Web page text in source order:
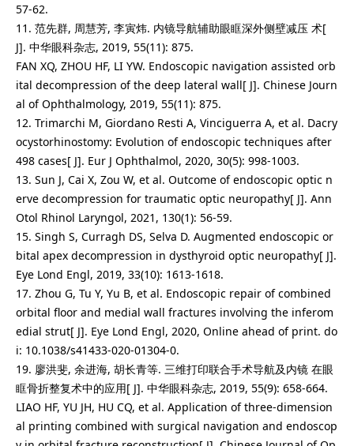
57-62.
11. 范先群, 周慧芳, 李寅炜. 内镜导航辅助眼眶深外侧壁减压 术[
J]. 中华眼科杂志, 2019, 55(11): 875.
FAN XQ, ZHOU HF, LI YW. Endoscopic navigation assisted orb
ital decompression of the deep lateral wall[ J]. Chinese Journ
al of Ophthalmology, 2019, 55(11): 875.
12. Trimarchi M, Giordano Resti A, Vinciguerra A, et al. Dacry
ocystorhinostomy: Evolution of endoscopic techniques after
498 cases[ J]. Eur J Ophthalmol, 2020, 30(5): 998-1003.
13. Sun J, Cai X, Zou W, et al. Outcome of endoscopic optic n
erve decompression for traumatic optic neuropathy[ J]. Ann
Otol Rhinol Laryngol, 2021, 130(1): 56-59.
15. Singh S, Curragh DS, Selva D. Augmented endoscopic or
bital apex decompression in dysthyroid optic neuropathy[ J].
Eye Lond Engl, 2019, 33(10): 1613-1618.
17. Zhou G, Tu Y, Yu B, et al. Endoscopic repair of combined
orbital floor and medial wall fractures involving the inferom
edial strut[ J]. Eye Lond Engl, 2020, Online ahead of print. do
i: 10.1038/s41433-020-01304-0.
19. 廖洪斐, 余进海, 胡长青等. 三维打印联合手术导航及内镜 在眼
眶骨折整复术中的应用[ J]. 中华眼科杂志, 2019, 55(9): 658-664.
LIAO HF, YU JH, HU CQ, et al. Application of three-dimension
al printing combined with surgical navigation and endoscop